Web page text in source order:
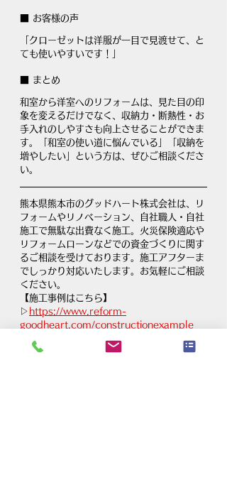
■ お客様の声
「クローゼットは洋服が一目で見渡せて、と
ても使いやすいです！」
■ まとめ
和室から洋室へのリフォームは、見た目の印
象を変えるだけでなく、収納力・断熱性・お
手入れのしやすさも向上させることができま
す。「和室の使い道に悩んでいる」「収納を
増やしたい」という方は、ぜひご相談くださ
い。
熊本県熊本市のグッドハート株式会社は、リ
フォームやリノベーション、自社職人・自社
施工で無駄な出費なく施工。火災保険適応や
リフォームローンなどでの資金づくりに関す
るご相談を受けております。施工アフターま
でしっかり対応いたします。お気軽にご相談
ください。
【施工事例はこちら】
▷ https://www.reform-
goodheart.com/constructionexample
【リフォームプラン】
https://www.reform-